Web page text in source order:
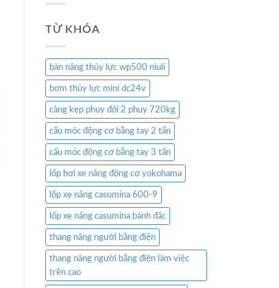
TỪ KHÓA
bàn nâng thủy lực wp500 niuli
bơm thủy lực mini dc24v
càng kẹp phuy đôi 2 phuy 720kg
cẩu móc động cơ bằng tay 2 tấn
cẩu móc động cơ bằng tay 3 tấn
lốp hơi xe nâng động cơ yokohama
lốp xe nâng casumina 600-9
lốp xe nâng casumina bánh đặc
thang nâng người bằng điện
thang nâng người bằng điện làm việc
trên cao